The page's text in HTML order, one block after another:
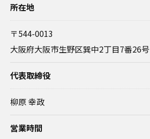
所在地
〒544-0013
大阪府大阪市生野区巽中2丁目7番26号
代表取締役
柳原 幸政
営業時間